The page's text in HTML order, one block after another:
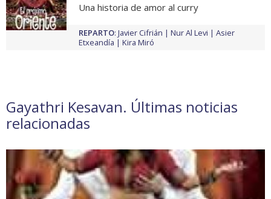
Una historia de amor al curry
REPARTO: Javier Cifrián Nur Al Levi
Asier
Etxeandía
Kira Miró
Gayathri Kesavan. Últimas noticias
relacionadas